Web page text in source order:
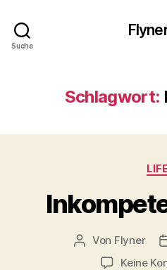
Suche
Schlagwort:
LIFE
Beitragsautor
Von Flyner
Keine